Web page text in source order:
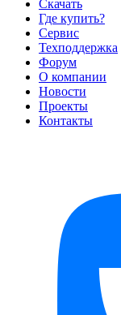
Скачать
Где купить?
Сервис
Техподдержка
Форум
О компании
Новости
Проекты
Контакты